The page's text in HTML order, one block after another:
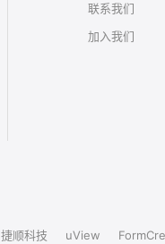
联系我们
加入我们
捷顺科技 uView